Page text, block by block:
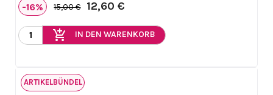
-16% 15,00 € 12,60 €
add_shopping_cart IN DEN WARENKORB
ARTIKELBÜNDEL